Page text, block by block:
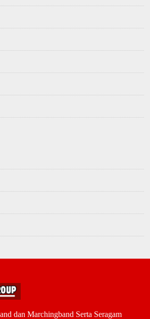
dan Marchingband Serta Seragam